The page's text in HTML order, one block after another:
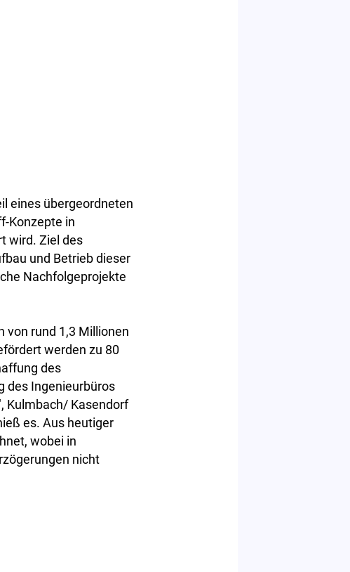
eines übergeordneten
Konzepte in
wird. Ziel des
und Betrieb dieser
Nachfolgeprojekte
von rund 1,3 Millionen
werden zu 80
des
des Ingenieurbüros
Kulmbach/ Kasendorf
es. Aus heutiger
wobei in
nicht